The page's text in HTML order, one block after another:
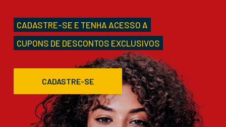
CADASTRE-SE E TENHA ACESSO A
CUPONS DE DESCONTOS EXCLUSIVOS
CADASTRE-SE